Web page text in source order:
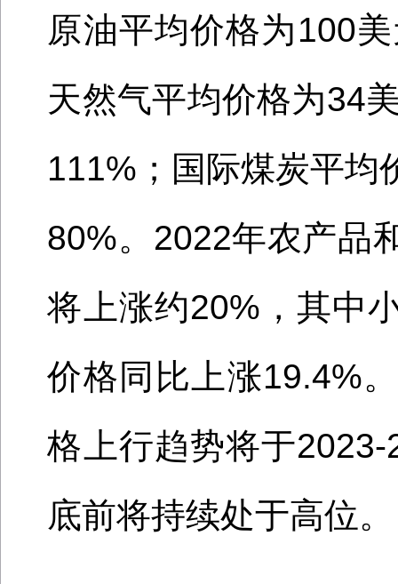
原油平均价格为100
天然气平均价格为34
111%；国际煤炭平均
80%。 2022年农产品
将上涨约20%，其中
价格同比上涨19.4%
格上行趋势将于2023-
底前将持续处于高位。